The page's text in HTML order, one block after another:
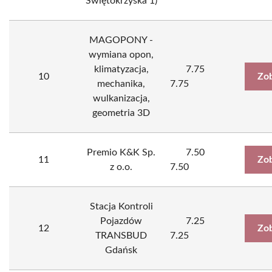
10
MAGOPONY -
wymiana opon,
klimatyzacja,
mechanika,
wulkanizacja,
geometria 3D
7.75
7.75
11
Premio K&K Sp.
z o.o.
7.50
7.50
12
Stacja Kontroli
Pojazdów
TRANSBUD
Gdańsk
7.25
7.25